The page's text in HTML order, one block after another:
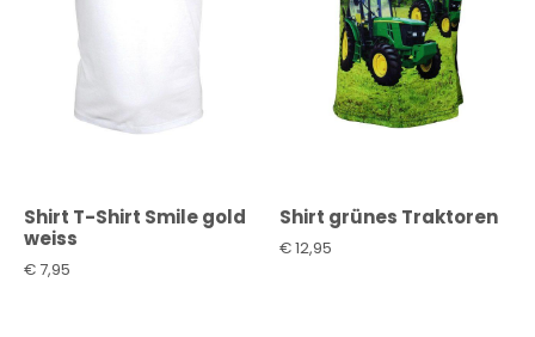
Shirt T-Shirt Smile gold
weiss
€ 7,95
Shirt grünes Traktoren
€12,95